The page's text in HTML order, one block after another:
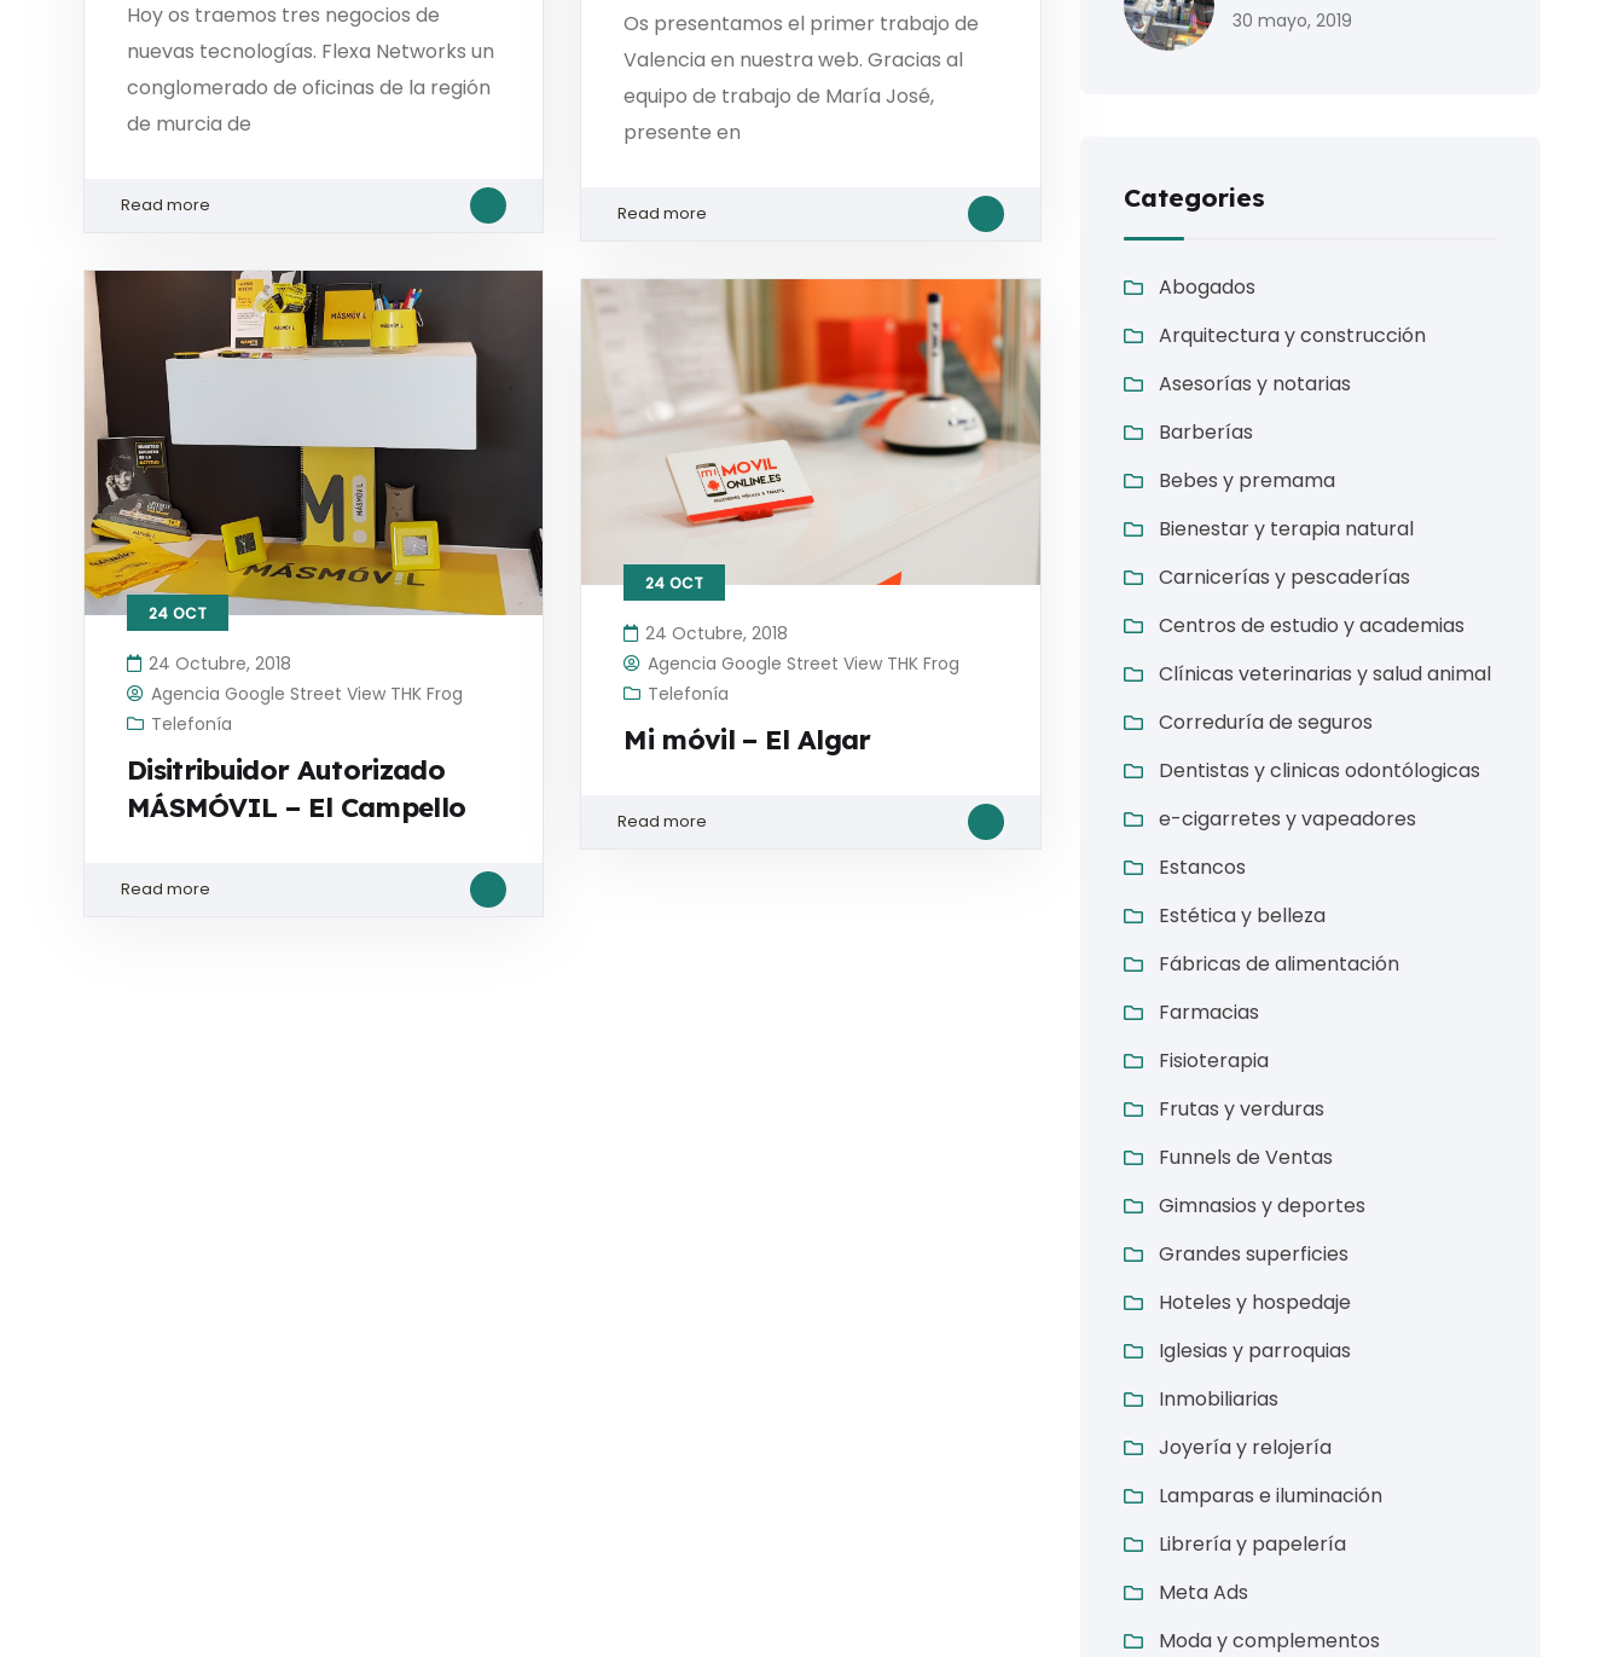
Hoy os traemos tres negocios de
nuevas tecnologías. Flexa Networks un
conglomerado de oficinas de la región
de murcia de
Read more
Os presentamos el primer trabajo de
Valencia en nuestra web. Gracias al
equipo de trabajo de María José,
presente en
Read more
24 OCT
24 Octubre, 2018
Agencia Google Street View THK Frog
Telefonía
Disitribuidor Autorizado
MÁSMÓVIL – El Campello
Read more
24 OCT
24 Octubre, 2018
Agencia Google Street View THK Frog
Telefonía
Mi móvil – El Algar
Read more
30 mayo, 2019
Categories
Abogados
Arquitectura y construcción
Asesorías y notarias
Barberías
Bebes y premama
Bienestar y terapia natural
Carnicerías y pescaderías
Centros de estudio y academias
Clínicas veterinarias y salud animal
Correduría de seguros
Dentistas y clinicas odontólogicas
e-cigarretes y vapeadores
Estancos
Estética y belleza
Fábricas de alimentación
Farmacias
Fisioterapia
Frutas y verduras
Funnels de Ventas
Gimnasios y deportes
Grandes superficies
Hoteles y hospedaje
Iglesias y parroquias
Inmobiliarias
Joyería y relojería
Lamparas e iluminación
Librería y papelería
Meta Ads
Moda y complementos